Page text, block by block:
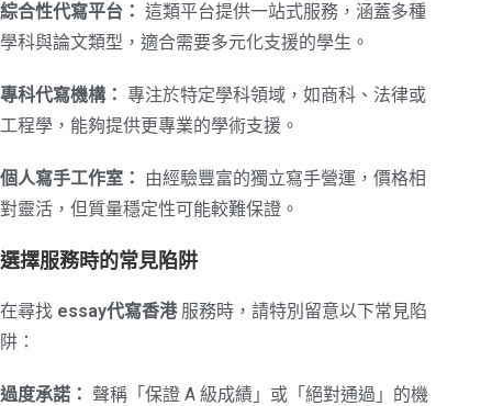
綜合性代寫平台： 這類平台提供一站式服務，涵蓋多種
學科與論文類型，適合需要多元化支援的學生。
專科代寫機構： 專注於特定學科領域，如商科、法律或
工程學，能夠提供更專業的學術支援。
個人寫手工作室： 由經驗豐富的獨立寫手營運，價格相
對靈活，但質量穩定性可能較難保證。
選擇服務時的常見陷阱
在尋找 essay代寫香港服務時，請特別留意以下常見陷
阱：
過度承諾： 聲稱「保證 A 級成績」或「絕對通過」的機